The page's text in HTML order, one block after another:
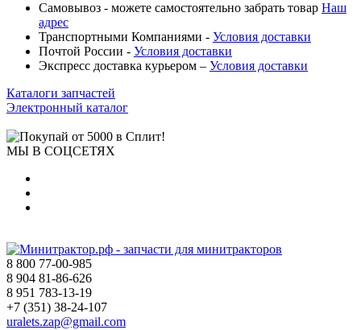
Самовывоз - можете самостоятельно забрать товар Наш
адрес
Транспортными Компаниями - Условия доставки
Почтой России - Условия доставки
Экспресс доставка курьером – Условия доставки
Каталоги запчастей
Электронный каталог
МЫ В СОЦСЕТЯХ
8 800 77-00-985
8 904 81-86-626
8 951 783-13-19
+7 (351) 38-24-107
uralets.zap@gmail.com